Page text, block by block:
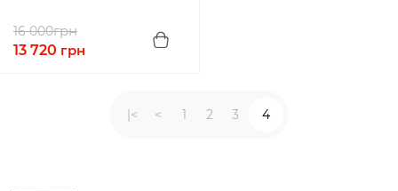
16 000грн
13 720 грн
|< < 1 2 3 4